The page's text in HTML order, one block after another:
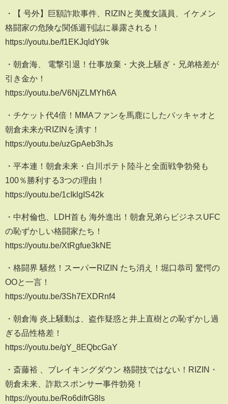
・【 号外】巨額詐欺事件、RIZINと美魔女議員、イケメン
格闘家の危険な関係週刊誌に暴露される！
https://youtu.be/f1EKJqldY9k
・朝倉海、 電撃引退！仕事放棄・大炎上騒ぎ・兄弟格差が
引き金か！
https://youtu.be/V6NjZLMYh6A
・チケット代4倍！MMAファンを馬鹿にしたパッキャオと
朝倉未来がRIZINを潰す！
https://youtu.be/uzGpAeb3hJs
・平本連！朝倉未来・白川ポテト陸斗と全面戦争勃発も
100％勝利する3つの理由！
https://youtu.be/1cIklgIS42k
・中村倫也、LDH首も 海外進出！朝倉兄弟らビジネスUFC
の恥ずかしい格闘家たち！
https://youtu.be/XtRgfue3kNE
・格闘界 騒然！スーパーRIZIN たち消え！堀口恭司 驚愕の
OOと一言！
https://youtu.be/3Sh7EXDRnf4
・朝倉海 炎上騒動は、盗作疑惑と井上直樹との恥ずかし過
ぎる品性格差！
https://youtu.be/gY_8EQbcGaY
・斎藤裕 、ブレイキングダウン 格闘技ではない！RIZIN・
朝倉未来、詐欺スポンサー事件勃発！
https://youtu.be/Ro6difrG8ls